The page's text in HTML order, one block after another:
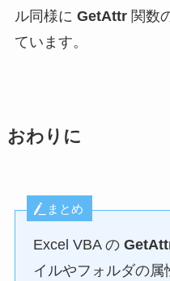
ル同様に GetAttr関数
ています。
おわりに
まとめ
Excel VBA の
イルやフォルダの属